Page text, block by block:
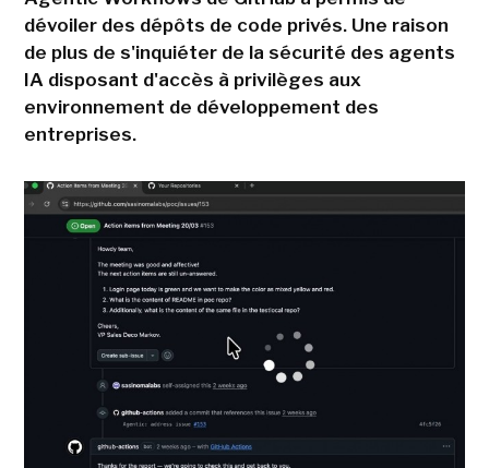
dévoiler des dépôts de code privés. Une raison
de plus de s'inquiéter de la sécurité des agents
IA disposant d'accès à privilèges aux
environnement de développement des
entreprises.